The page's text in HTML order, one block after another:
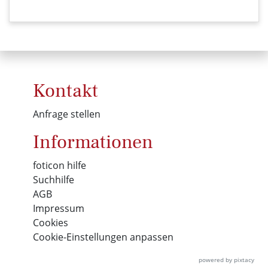
Kontakt
Anfrage stellen
Informationen
foticon hilfe
Suchhilfe
AGB
Impressum
Cookies
Cookie-Einstellungen anpassen
powered by pixtacy